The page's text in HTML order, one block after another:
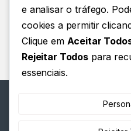
Customer Care
e analisar o tráfego.
cookies a permitir
Clique em Aceitar
Rejeitar Todos para
essenciais.